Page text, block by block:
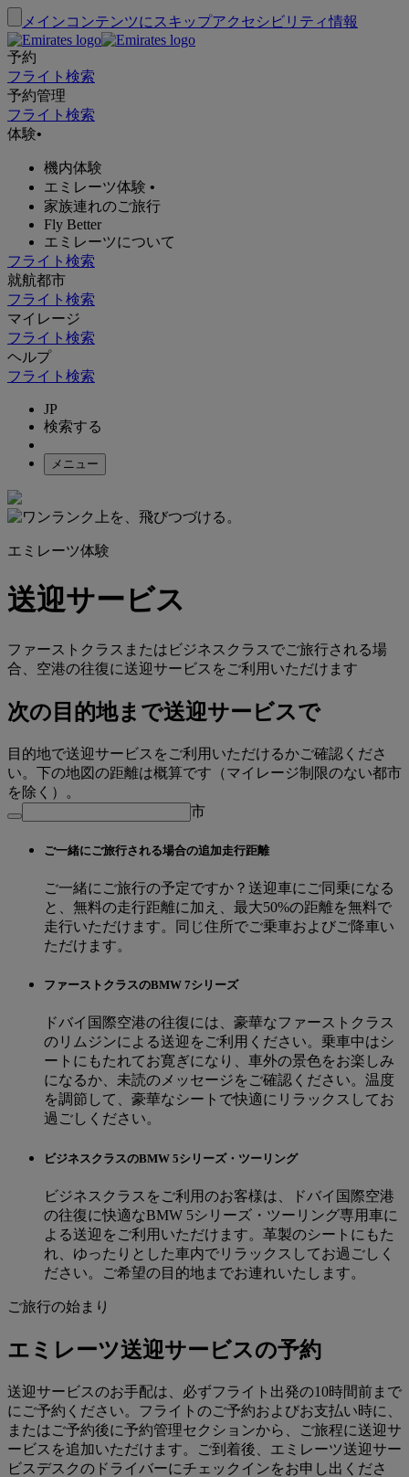
メインコンテンツにスキップアクセシビリティ情報
予約
フライト検索
予約管理
フライト検索
体験•
機内体験
エミレーツ体験 •
家族連れのご旅行
Fly Better
エミレーツについて
フライト検索
就航都市
フライト検索
マイレージ
フライト検索
ヘルプ
フライト検索
JP
検索する
メニュー
エミレーツ体験
送迎サービス
ファーストクラスまたはビジネスクラスでご旅行される場
合、空港の往復に送迎サービスをご利用いただけます
次の目的地まで送迎サービスで
目的地で送迎サービスをご利用いただけるかご確認くださ
い。下の地図の距離は概算です（マイレージ制限のない都市
を除く）。
市
ご一緒にご旅行される場合の追加走行距離
ご一緒にご旅行の予定ですか？送迎車にご同乗になる
と、無料の走行距離に加え、最大50%の距離を無料で
走行いただけます。同じ住所でご乗車およびご降車い
ただけます。
ファーストクラスのBMW 7シリーズ
ドバイ国際空港の往復には、豪華なファーストクラス
のリムジンによる送迎をご利用ください。乗車中はシ
ートにもたれてお寛ぎになり、車外の景色をお楽しみ
になるか、未読のメッセージをご確認ください。温度
を調節して、豪華なシートで快適にリラックスしてお
過ごしください。
ビジネスクラスのBMW 5シリーズ・ツーリング
ビジネスクラスをご利用のお客様は、ドバイ国際空港
の往復に快適なBMW 5シリーズ・ツーリング専用車に
よる送迎をご利用いただけます。革製のシートにもた
れ、ゆったりとした車内でリラックスしてお過ごしく
ださい。ご希望の目的地までお連れいたします。
ご旅行の始まり
エミレーツ送迎サービスの予約
送迎サービスのお手配は、必ずフライト出発の10時間前まで
にご予約ください。フライトのご予約およびお支払い時に、
またはご予約後に予約管理セクションから、ご旅程に送迎サ
ービスを追加いただけます。ご到着後、エミレーツ送迎サー
ビスデスクのドライバーにチェックインをお申し出くださ